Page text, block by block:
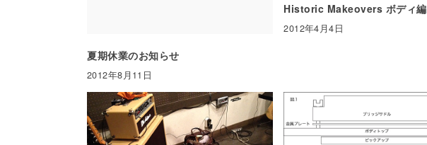
夏期休業のお知らせ
2012年8月11日
Historic Makeovers ボディ編
2012年4月4日